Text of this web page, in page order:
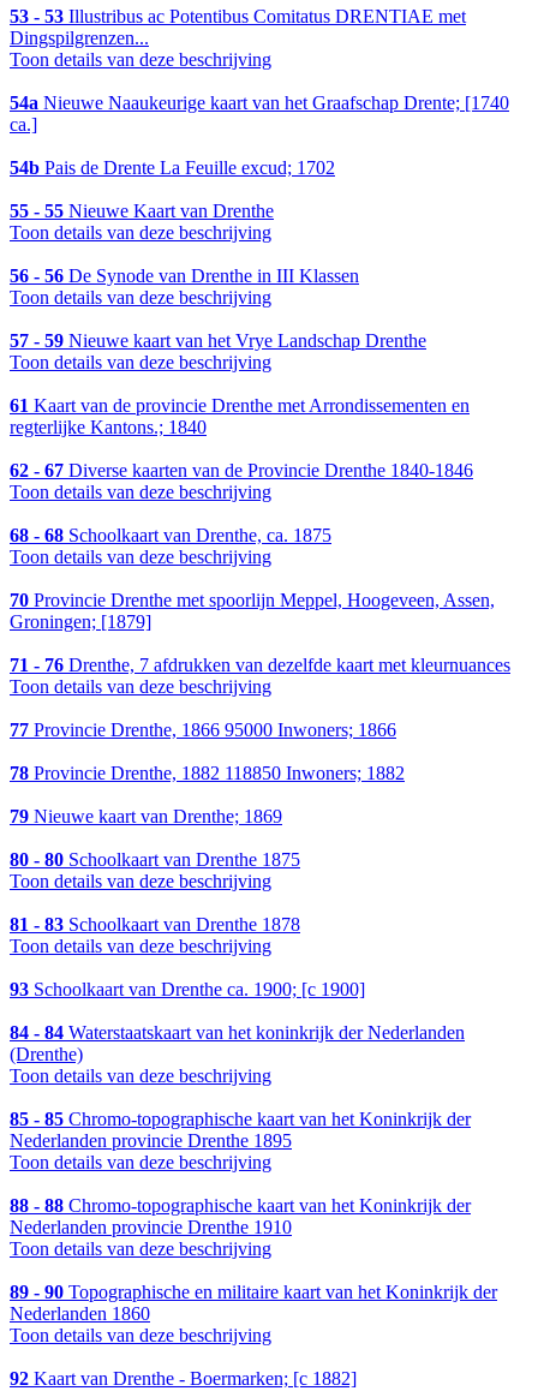
53 - 53 Illustribus ac Potentibus Comitatus DRENTIAE met
Dingspilgrenzen...
Toon details van deze beschrijving
54a Nieuwe Naaukeurige kaart van het Graafschap Drente; [1740
ca.]
54b Pais de Drente La Feuille excud; 1702
55 - 55 Nieuwe Kaart van Drenthe
Toon details van deze beschrijving
56 - 56 De Synode van Drenthe in III Klassen
Toon details van deze beschrijving
57 - 59 Nieuwe kaart van het Vrye Landschap Drenthe
Toon details van deze beschrijving
61 Kaart van de provincie Drenthe met Arrondissementen en
regterlijke Kantons.; 1840
62 - 67 Diverse kaarten van de Provincie Drenthe 1840-1846
Toon details van deze beschrijving
68 - 68 Schoolkaart van Drenthe, ca. 1875
Toon details van deze beschrijving
70 Provincie Drenthe met spoorlijn Meppel, Hoogeveen, Assen,
Groningen; [1879]
71 - 76 Drenthe, 7 afdrukken van dezelfde kaart met kleurnuances
Toon details van deze beschrijving
77 Provincie Drenthe, 1866 95000 Inwoners; 1866
78 Provincie Drenthe, 1882 118850 Inwoners; 1882
79 Nieuwe kaart van Drenthe; 1869
80 - 80 Schoolkaart van Drenthe 1875
Toon details van deze beschrijving
81 - 83 Schoolkaart van Drenthe 1878
Toon details van deze beschrijving
93 Schoolkaart van Drenthe ca. 1900; [c 1900]
84 - 84 Waterstaatskaart van het koninkrijk der Nederlanden
(Drenthe)
Toon details van deze beschrijving
85 - 85 Chromo-topographische kaart van het Koninkrijk der
Nederlanden provincie Drenthe 1895
Toon details van deze beschrijving
88 - 88 Chromo-topographische kaart van het Koninkrijk der
Nederlanden provincie Drenthe 1910
Toon details van deze beschrijving
89 - 90 Topographische en militaire kaart van het Koninkrijk der
Nederlanden 1860
Toon details van deze beschrijving
92 Kaart van Drenthe - Boermarken; [c 1882]